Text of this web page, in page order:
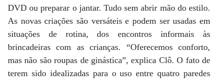
DVD ou preparar o jantar. Tudo sem abrir mão do estilo.
As novas criações são versáteis e podem ser usadas em
situações de rotina, dos encontros informais às
brincadeiras com as crianças. “Oferecemos conforto,
mas não são roupas de ginástica”, explica Clô. O fato de
terem sido idealizadas para o uso entre quatro paredes